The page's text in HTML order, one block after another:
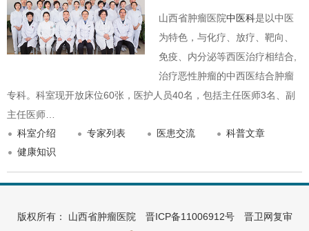
山西省肿瘤医院中医科是以中医
为特色，与化疗、放疗、靶向、
免疫、内分泌等西医治疗相结合,
治疗恶性肿瘤的中西医结合肿瘤
专科。科室现开放床位60张，医护人员40名，包括主任医师3名、副
主任医师…
科室介绍
专家列表 医患交流
科普文章
健康知识
版权所有： 山西省肿瘤医院 晋ICP备11006912号晋卫网复审